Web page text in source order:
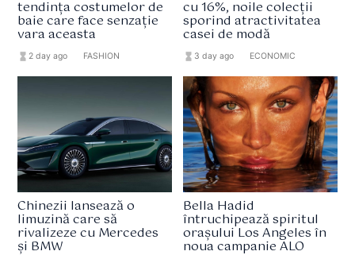
tendința costumelor de
baie care face senzație
vara aceasta
hourglass_full 2 day ago FASHION
cu 16%, noile colecții
sporind atractivitatea
casei de modă
hourglass_full 3 day ago ECONOMIC
Chinezii lansează o
limuzină care să
rivalizeze cu Mercedes
și BMW
Bella Hadid
întruchipează spiritul
orașului Los Angeles în
noua campanie ALO